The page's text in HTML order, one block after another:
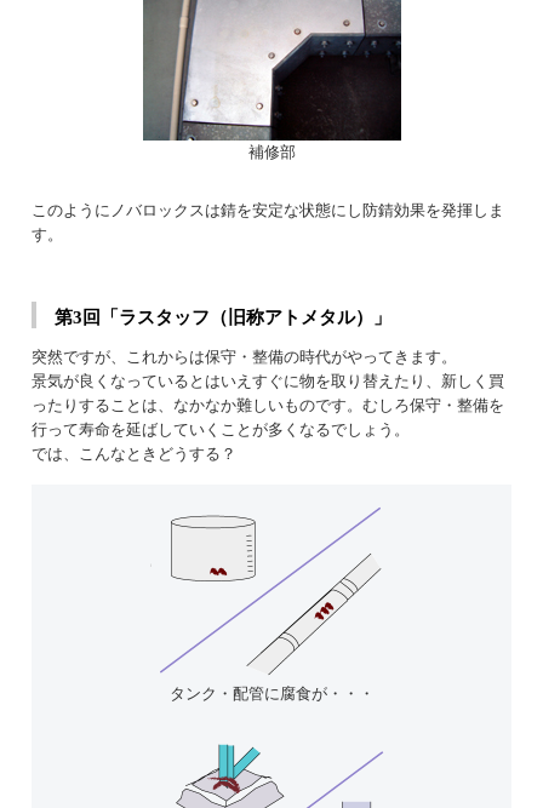
補修部
このようにノバロックスは錆を安定な状態にし防錆効果を発揮しま
す。
第3回「ラスタッフ（旧称アトメタル）」
突然ですが、これからは保守・整備の時代がやってきます。
景気が良くなっているとはいえすぐに物を取り替えたり、新しく買
ったりすることは、なかなか難しいものです。むしろ保守・整備を
行って寿命を延ばしていくことが多くなるでしょう。
では、こんなときどうする？
タンク・配管に腐食が・・・